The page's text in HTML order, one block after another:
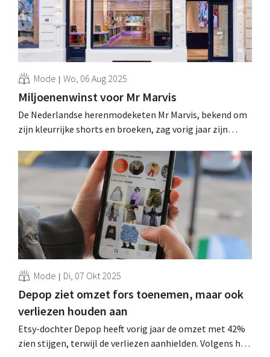
Mode Wo, 06 Aug 2025
Miljoenenwinst voor Mr Marvis
De Nederlandse herenmodeketen Mr Marvis, bekend om
zijn kleurrijke shorts en broeken, zag vorig jaar zijn
opent de retailer een eerste winkel in het Verenigd
Koninkrijk. .
Mode Di, 07 Okt 2025
Depop ziet omzet fors toenemen, maar ook
verliezen houden aan
Etsy-dochter Depop heeft vorig jaar de omzet met 42%
zien stijgen, terwijl de verliezen aanhielden. Volgens het